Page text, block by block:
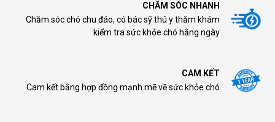
CHĂM SÓC NHANH
Chăm sóc chó chu đáo, có bác sỹ thú y thăm khám
kiểm tra sức khỏe chó hằng ngày
CAM KẾT
Cam kết bằng hợp đồng mạnh mẽ về sức khỏe chó